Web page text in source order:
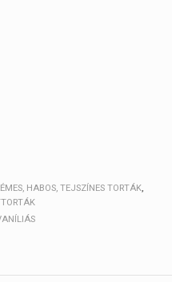
HABOS, TEJSZÍNES TORTÁK,